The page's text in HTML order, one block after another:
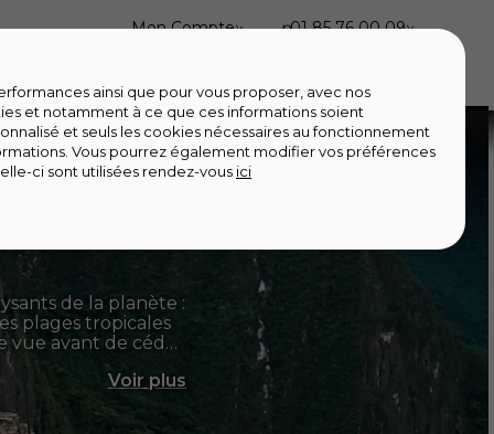
Mon Compte 01 85 76 00 09
de la planète :
plages tropicales
vue avant de céder
titanesques,
du Sud, c’est
la notion
s’ouvre à
Voir plus
ainsi que pour vous proposer, avec nos
et notamment à ce que ces informations soient
et seuls les cookies nécessaires au fonctionnement
Vous pourrez également modifier vos préférences
ci sont utilisées rendez-vous ici